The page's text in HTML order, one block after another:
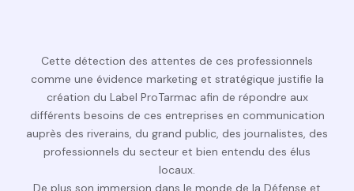
Cette détection des attentes de ces professionnels
comme une évidence marketing et stratégique justifie la
création du Label ProTarmac afin de répondre aux
différents besoins de ces entreprises en communication
auprès des riverains, du grand public, des journalistes, des
professionnels du secteur et bien entendu des élus
locaux.
De plus son immersion dans le monde de la Défense et